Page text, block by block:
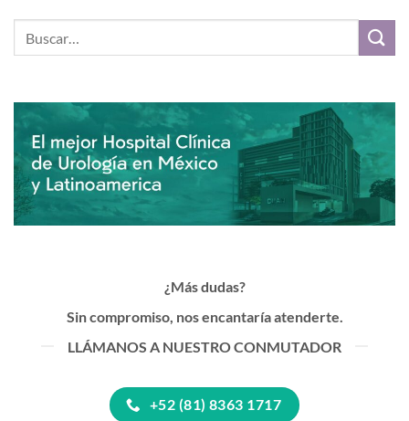
¿Más dudas?
Sin compromiso, nos encantaría atenderte.
LLÁMANOS A NUESTRO CONMUTADOR
+52 (81) 8363 1717